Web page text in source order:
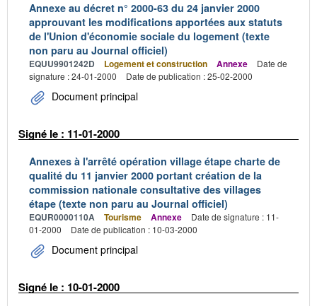
Annexe au décret n° 2000-63 du 24 janvier 2000
approuvant les modifications apportées aux statuts
de l'Union d'économie sociale du logement (texte
non paru au Journal officiel)
EQUU9901242D Logement et construction Annexe
Date de
signature : 24-01-2000
Date de publication : 25-02-2000
Document principal
Signé le : 11-01-2000
Annexes à l'arrêté opération village étape charte de
qualité du 11 janvier 2000 portant création de la
commission nationale consultative des villages
étape (texte non paru au Journal officiel)
EQUR0000110A Tourisme Annexe
Date de signature : 11-
01-2000
Date de publication : 10-03-2000
Document principal
Signé le : 10-01-2000